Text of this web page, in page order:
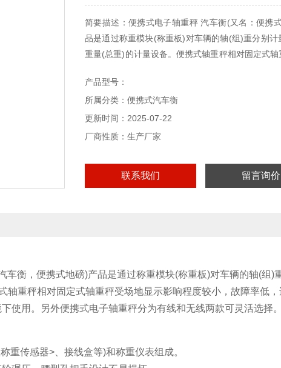
简要描述：便携式电子轴重秤 汽车衡(又名：便携
品是通过称重模块(称重板)对车辆的轴(组)重分别
重量(总重)的计量设备。便携式轴重秤相对固定式
环境下使用。另外便携式电子轴重秤分为有线和无线
产品型号：
所属分类：便携式汽车衡
更新时间：2025-07-22
厂商性质：生产厂家
联系我们 留言询价
车衡，便携式地磅)产品是通过称重模块(称重板)对车辆的轴(组)
轴重秤相对固定式轴重秤受场地显示影响程度较小，故障率低
使用。另外便携式电子轴重秤分为有线和无线两款可灵活选择。
传感器>、接线盒等)和称重仪表组成。